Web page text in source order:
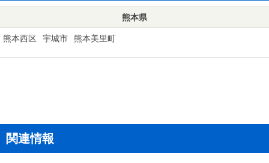
熊本県
熊本西区 宇城市 熊本美里町
関連情報